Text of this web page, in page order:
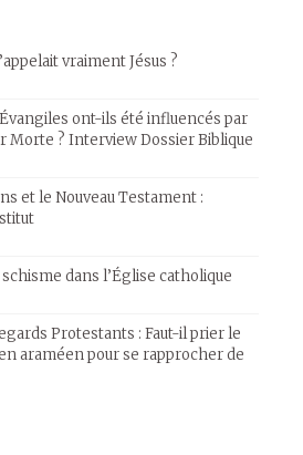
vraiment Jésus ?
ont-ils été influencés par
Morte ? Interview Dossier Biblique
et le Nouveau Testament :
dans l’Église catholique
Protestants : Faut-il prier le
araméen pour se rapprocher de